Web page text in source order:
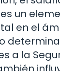
un
en el
a la